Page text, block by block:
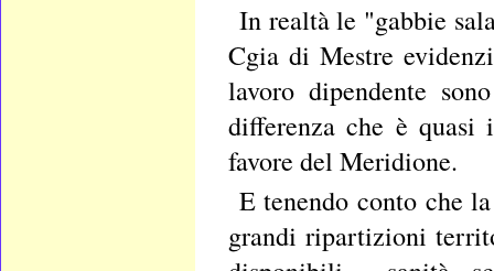
In realtà le "gabbie
Cgia di Mestre
lavoro dipendente
differenza che è
favore del Meridione.
E tenendo conto che
grandi ripartizioni